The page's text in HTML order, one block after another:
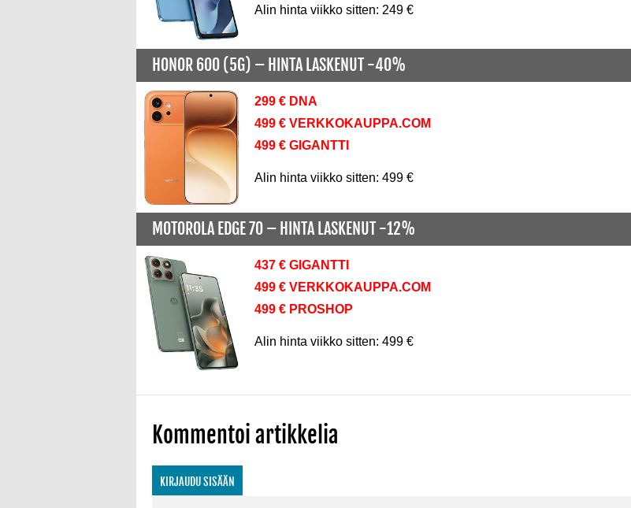
Alin hinta viikko sitten: 249 €
HONOR 600 (5G) – HINTA LASKENUT -40%
299 € DNA
499 € VERKKOKAUPPA.COM
499 € GIGANTTI
Alin hinta viikko sitten: 499 €
MOTOROLA EDGE 70 – HINTA LASKENUT -12%
437 € GIGANTTI
499 € VERKKOKAUPPA.COM
499 € PROSHOP
Alin hinta viikko sitten: 499 €
Kommentoi artikkelia
KIRJAUDU SISÄÄN